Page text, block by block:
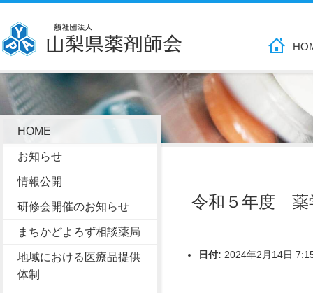
HOME
お知らせ
情報公開
研修会開催のお知らせ
まちかどよろず相談薬局
地域における医療品提供
体制
令和５年度 薬
日付: 2024年2月14日